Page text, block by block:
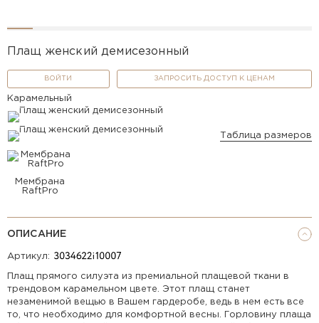
Плащ женский демисезонный
ВОЙТИ ЗАПРОСИТЬ ДОСТУП К ЦЕНАМ
Карамельный
Таблица размеров
Мембрана
RaftPro
ОПИСАНИЕ
Артикул:
Плащ прямого силуэта из премиальной плащевой ткани в
трендовом карамельном цвете. Этот плащ станет
незаменимой вещью в Вашем гардеробе, ведь в нем есть все
то, что необходимо для комфортной весны. Горловину плаща